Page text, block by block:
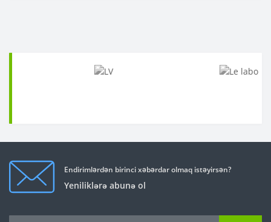
Endirimlərdən birinci xəbərdar olmaq istəyirsən?
Yeniliklərə abunə ol